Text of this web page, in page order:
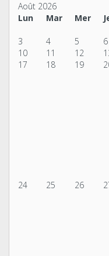
Août 2026
Lun
Mar Mer
3
4 5 6
10
11 12
17
18 19
24 25 26